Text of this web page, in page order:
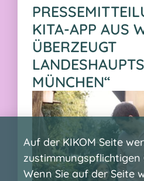
KITA-APP AUS
ÜBERZEUGT
MÜNCHEN“
Auf der KIKOM Seite
Wenn Sie auf der Seite